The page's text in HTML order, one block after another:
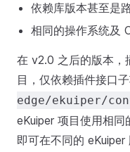
依赖库版本甚至是
相同的操作系统及
在 v2.0 之后的版本，
目，仅依赖插件接口
edge/ekuiper/
eKuiper 项目使用相
即可在不同的